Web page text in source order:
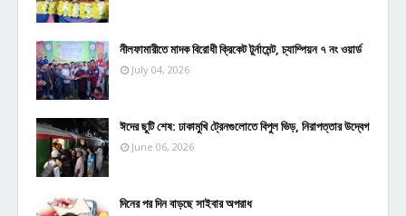
নীলফামারীতে মাদক বিরোধী ক্রিকেট টুর্নামেন্ট, চ্যাম্পিয়ন ৭ নং ওয়ার্ড
July 04, 2026
ঈদের ছুটি শেষ: ঢাকামুখি ট্রেনগুলোতে বিপুল ভিড়, নিরাপত্তার উদ্বেগ
June 06, 2026
দিনের পর দিন বাড়ছে সাইবার অপরাধ